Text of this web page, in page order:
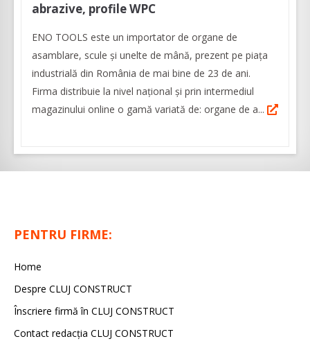
abrazive, profile WPC
ENO TOOLS este un importator de organe de
asamblare, scule și unelte de mână, prezent pe piața
industrială din România de mai bine de 23 de ani.
Firma distribuie la nivel naţional și prin intermediul
magazinului online o gamă variată de: organe de a...
PENTRU FIRME:
Home
Despre CLUJ CONSTRUCT
Înscriere firmă în CLUJ CONSTRUCT
Contact redacția CLUJ CONSTRUCT